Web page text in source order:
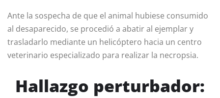
Ante la sospecha de que el animal hubiese consumido
al desaparecido, se procedió a abatir al ejemplar y
trasladarlo mediante un helicóptero hacia un centro
veterinario especializado para realizar la necropsia.
Hallazgo perturbador: